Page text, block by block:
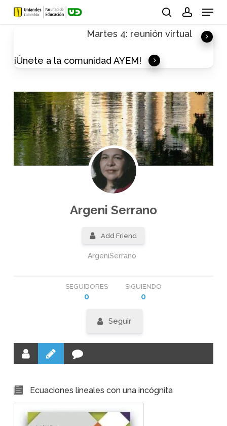
Skip
Menu
Martes 4: reunión virtual
¡Únete a la comunidad AYEM!
Argeni Serrano
Add Friend
ArgeniSerrano
SEGUIDORES
0
SIGUIENDO
0
Seguir
Ecuaciones lineales con una incógnita